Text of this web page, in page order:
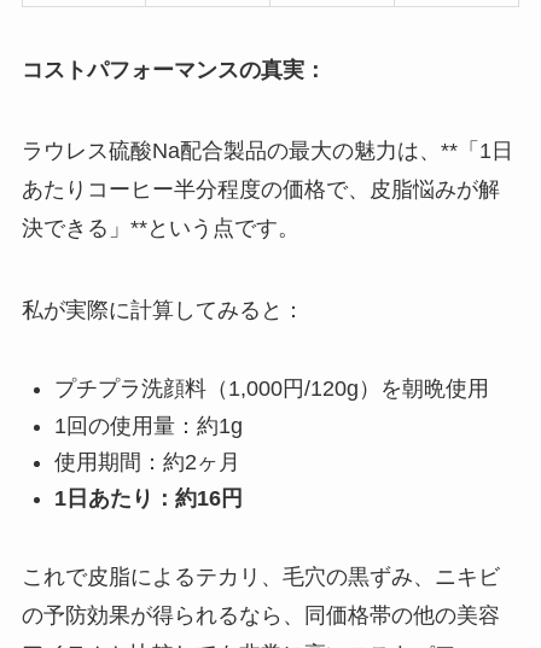
コストパフォーマンスの真実：
ラウレス硫酸Na配合製品の最大の魅力は、**「1日
あたりコーヒー半分程度の価格で、皮脂悩みが解
決できる」**という点です。
私が実際に計算してみると：
プチプラ洗顔料（1,000円/120g）を朝晩使用
1回の使用量：約1g
使用期間：約2ヶ月
1日あたり：約16円
これで皮脂によるテカリ、毛穴の黒ずみ、ニキビ
の予防効果が得られるなら、同価格帯の他の美容